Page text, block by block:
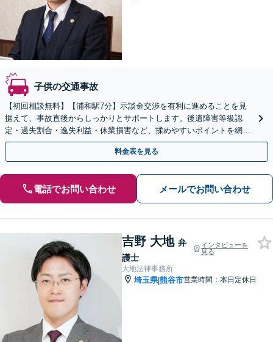
子供の交通事故
【初回相談無料】【浦和駅7分】示談金交渉を有利に進めることを見
据えて、事故直後からしっかりとサポートします。後遺障害等級認
定・過失割合・逸失利益・休業損害など、揉めやすいポイントを網
羅。万が一訴訟に進む場合も万全の体制で取り組みます。
料金表を見る
電話でお問い合わせ メールでお問い合わせ
吉野 大地 弁
護士
インタビューを
見る
大地法律事務所
埼玉県|熊谷市営業時間：本日定休日